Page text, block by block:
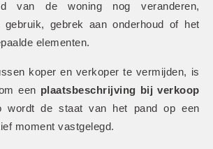
van de woning nog veranderen,
gebruik, gebrek aan onderhoud of het
elementen.
koper en verkoper te vermijden, is
een plaatsbeschrijving bij verkoop
wordt de staat van het pand op een
moment vastgelegd.